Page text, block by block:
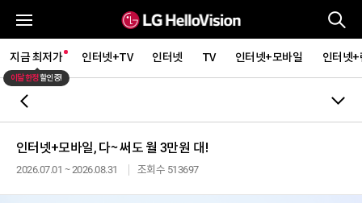
지금 최저가 인터넷+TV 인터넷 TV 인터넷+모바일 인터넷+
이달 한정할인중!
인터넷+모바일, 다~ 써도 월 3만원 대!
2026.07.01 ~ 2026.08.31 조회수 513697